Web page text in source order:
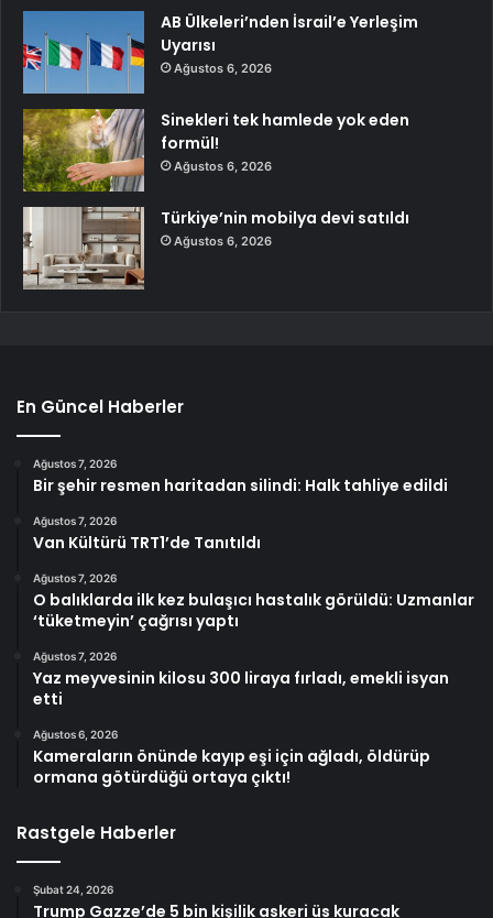
AB Ülkeleri’nden İsrail’e Yerleşim
Uyarısı
Ağustos 6, 2026
Sinekleri tek hamlede yok eden
formül!
Ağustos 6, 2026
Türkiye’nin mobilya devi satıldı
Ağustos 6, 2026
En Güncel Haberler
Ağustos 7, 2026
Bir şehir resmen haritadan silindi: Halk tahliye edildi
Ağustos 7, 2026
Van Kültürü TRT1’de Tanıtıldı
Ağustos 7, 2026
O balıklarda ilk kez bulaşıcı hastalık görüldü: Uzmanlar
‘tüketmeyin’ çağrısı yaptı
Ağustos 7, 2026
Yaz meyvesinin kilosu 300 liraya fırladı, emekli isyan
etti
Ağustos 6, 2026
Kameraların önünde kayıp eşi için ağladı, öldürüp
ormana götürdüğü ortaya çıktı!
Rastgele Haberler
Şubat 24, 2026
Trump Gazze’de 5 bin kişilik askeri üs kuracak